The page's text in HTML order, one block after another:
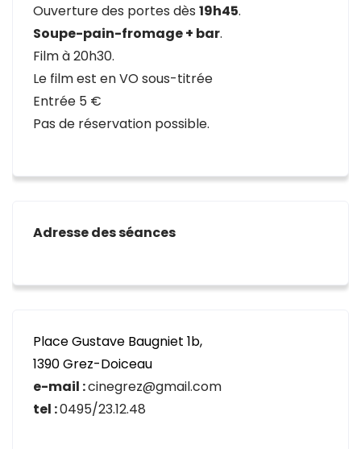
Ouverture des portes dès 19h45.
Soupe-pain-fromage + bar.
Film à 20h30.
Le film est en VO sous-titrée
Entrée 5 €
Pas de réservation possible.
Adresse des séances
Place Gustave Baugniet 1b,
1390 Grez-Doiceau
e-mail :cinegrez@gmail.com
tel :0495/23.12.48